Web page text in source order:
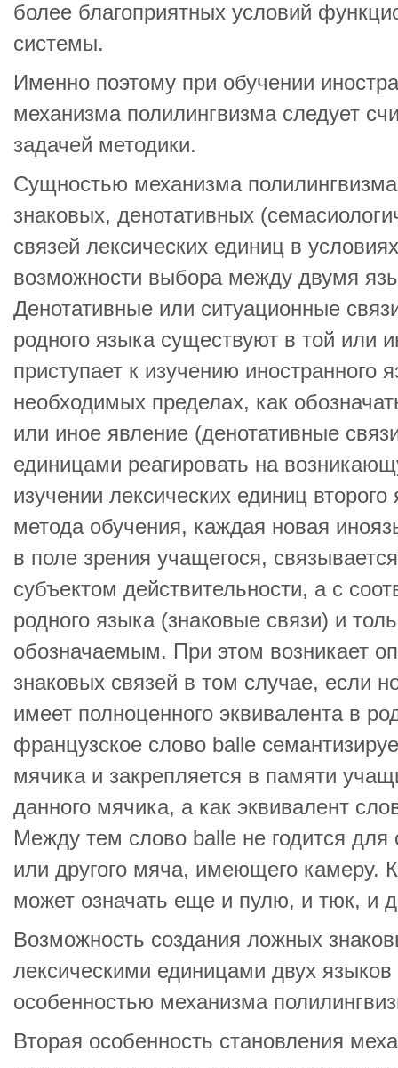
более благоприятных условий
системы.
Именно поэтому при обучении
механизма полилингвизма следует
задачей методики.
Сущностью механизма
знаковых, денотативных
связей лексических единиц в
возможности выбора между двумя
Денотативные или ситуационные
родного языка существуют в той или
приступает к изучению иностранного
необходимых пределах, как
или иное явление (денотативные
единицами реагировать на
изучении лексических единиц
метода обучения, каждая новая
в поле зрения учащегося,
субъектом действительности, а с
родного языка (знаковые связи) и
обозначаемым. При этом возникает
знаковых связей в том случае, если
имеет полноценного эквивалента в
французское слово balle
мячика и закрепляется в памяти
данного мячика, а как эквивалент
Между тем слово balle не годится для
или другого мяча, имеющего камеру.
может означать еще и пулю, и тюк, и
Возможность создания ложных
лексическими единицами двух языков
особенностью механизма
Вторая особенность становления